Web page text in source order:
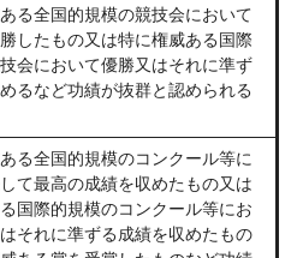
る全国的規模の競技会において
したもの又は特に権威ある国際
会において優勝又はそれに準ず
るなど功績が抜群と認められる
る全国的規模のコンクール等に
て最高の成績を収めたもの又は
国際的規模のコンクール等にお
それに準ずる成績を収めたもの